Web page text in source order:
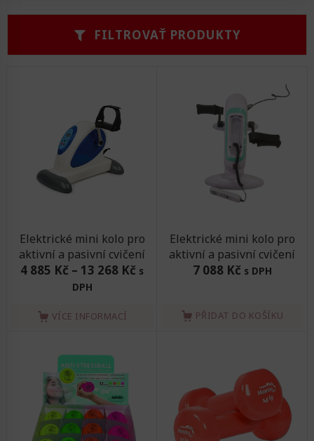
Zvedáky
Doplňky do koupelny
Oddechová křesla
Alarm
Sedačky do invalidního vozíku
Nájezdové rampy a přenosní podložky
Pomůcky pro denní potřebu
Ochranné čepice pro děti a dospělé
Ochrany na sádry
FILTROVAŤ PRODUKTY
Elektrické mini kolo pro
aktivní a pasivní cvičení
4 885 Kč – 13 268 Kč s
DPH
VÍCE INFORMACÍ
Elektrické mini kolo pro
aktivní a pasivní cvičení
7 088 Kč s DPH
PŘIDAT DO KOŠÍKU